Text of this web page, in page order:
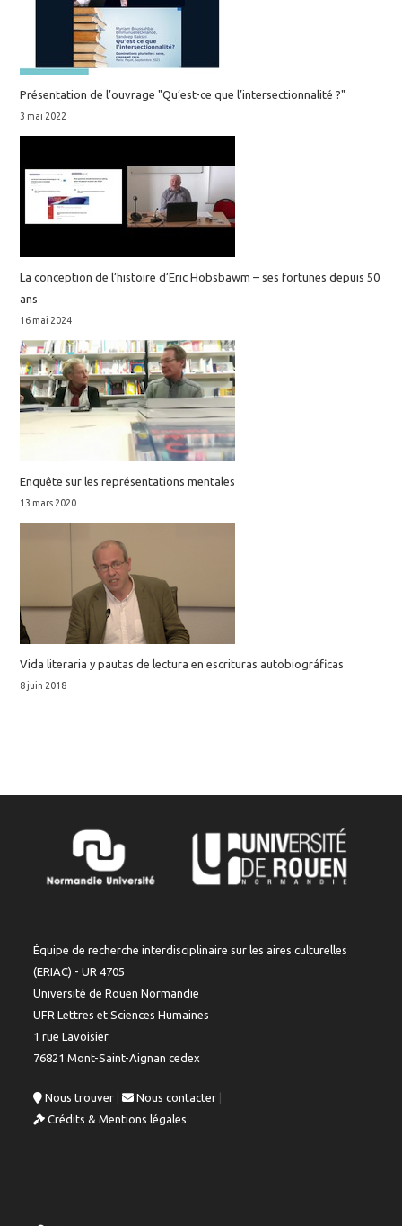
Présentation de l’ouvrage "Qu’est-ce que l’intersectionnalité ?"
3 mai 2022
La conception de l’histoire d’Eric Hobsbawm – ses fortunes depuis 50
ans
16 mai 2024
Enquête sur les représentations mentales
13 mars 2020
Vida literaria y pautas de lectura en escrituras autobiográficas
8 juin 2018
Équipe de recherche interdisciplinaire sur les aires culturelles
(ERIAC) - UR 4705
Université de Rouen Normandie
UFR Lettres et Sciences Humaines
1 rue Lavoisier
76821 Mont-Saint-Aignan cedex
Nous trouver | Nous contacter
Crédits & Mentions légales